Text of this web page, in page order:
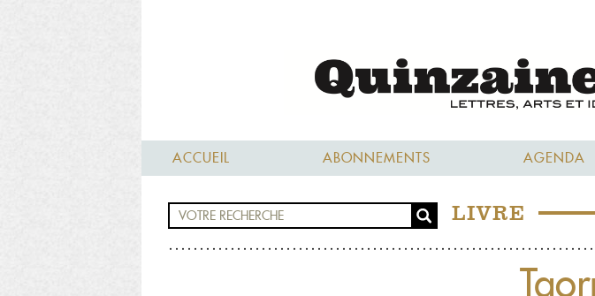
ACCUEIL ABONNEMENTS AGENDA
LIVRE